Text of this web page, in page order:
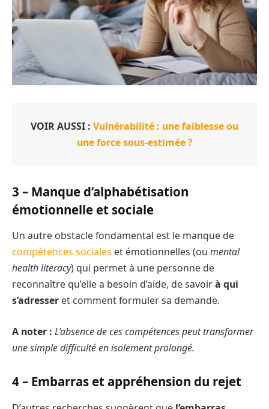
VOIR AUSSI : Vulnérabilité : une faiblesse ou
une force sous-estimée ?
3 – Manque d’alphabétisation
émotionnelle et sociale
Un autre obstacle fondamental est le manque de
compétences sociales et émotionnelles (ou mental
health literacy) qui permet à une personne de
reconnaître qu’elle a besoin d’aide, de savoirà qui
s’adresser et comment formuler sa demande.
A noter : L’absence de ces compétences peut transformer
une simple difficulté en isolement prolongé.
4 – Embarras et appréhension du rejet